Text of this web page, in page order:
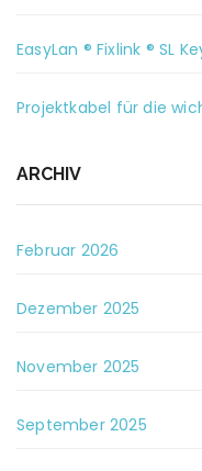
EasyLan ® Fixlink ® SL
Projektkabel für die
ARCHIV
Februar 2026
Dezember 2025
November 2025
September 2025